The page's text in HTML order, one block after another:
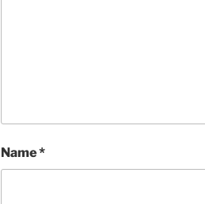
Name*